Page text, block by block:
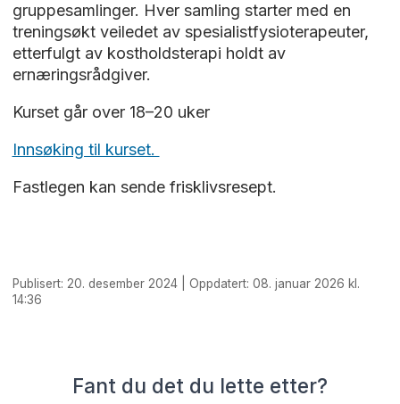
gruppesamlinger. Hver samling starter med en
treningsøkt veiledet av spesialistfysioterapeuter,
etterfulgt av kostholdsterapi holdt av
ernæringsrådgiver.
Kurset går over 18–20 uker
Innsøking til kurset.
Fastlegen kan sende frisklivsresept.
Publisert: 20. desember 2024 | Oppdatert: 08. januar 2026 kl.
14:36
Fant du det du lette etter?